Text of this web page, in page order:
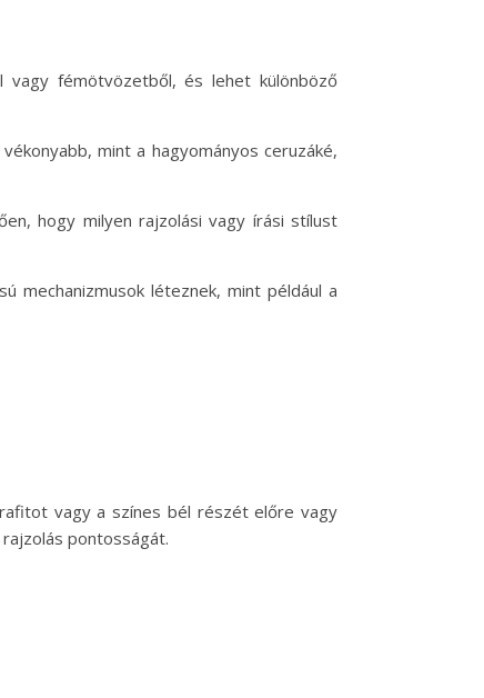
vagy fémötvözetből, és lehet különböző
mint a hagyományos ceruzáké,
hogy milyen rajzolási vagy írási stílust
mechanizmusok léteznek, mint például a
vagy a színes bél részét előre vagy
pontosságát.